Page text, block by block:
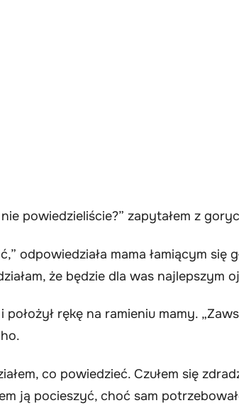
powiedzieliście?” zapytałem z
odpowiedziała mama łamiącym się
że będzie dla was najlepszym
położył rękę na ramieniu mamy.
co powiedzieć. Czułem się
ją pocieszyć, choć sam